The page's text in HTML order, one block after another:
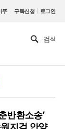
주 구독신청 | 로그인
반환소송’